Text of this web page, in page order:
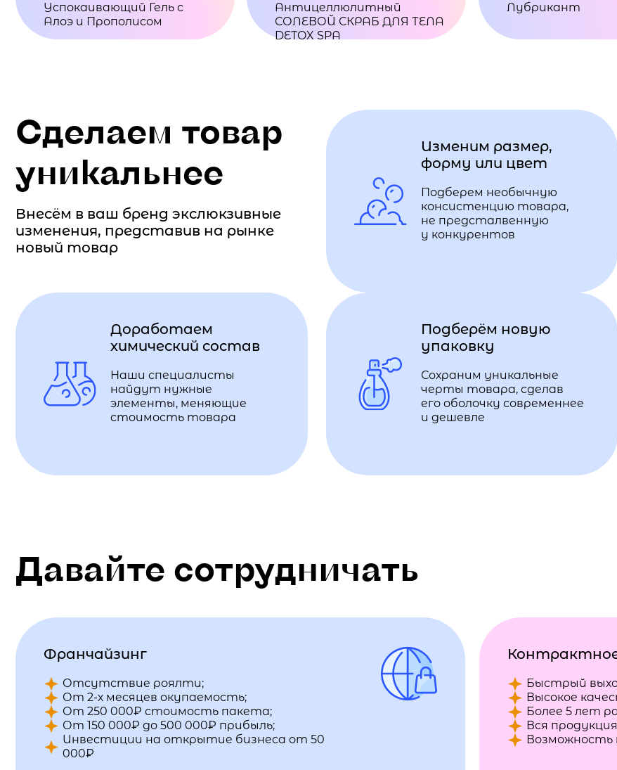
Успокаивающий Гель с
Алоэ и Прополисом
Антицеллюлитный
СОЛЕВОЙ СКРАБ ДЛЯ ТЕЛА
DETOX SPA
Лубрикант
Сделаем товар
уникальнее
Внесём в ваш бренд экслюкзивные
изменения, представив на рынке
новый товар
Изменим размер,
форму или цвет
Подберем необычную
консистенцию товара,
не предсталвенную
у конкурентов
Доработаем
химический состав
Наши специалисты
найдут нужные
элементы, меняющие
стоимость товара
Подберём новую
упаковку
Сохраним уникальные
черты товара, сделав
его оболочку современнее
и дешевле
Давайте сотрудничать
Франчайзинг
Отсутствие роялти;
От 2-х месяцев окупаемость;
От 250 000₽ стоимость пакета;
От 150 000₽ до 500 000₽ прибыль;
Инвестиции на открытие бизнеса от 50
000₽
Быстрый
Высокое
Более 5 лет
Вся
Возможность